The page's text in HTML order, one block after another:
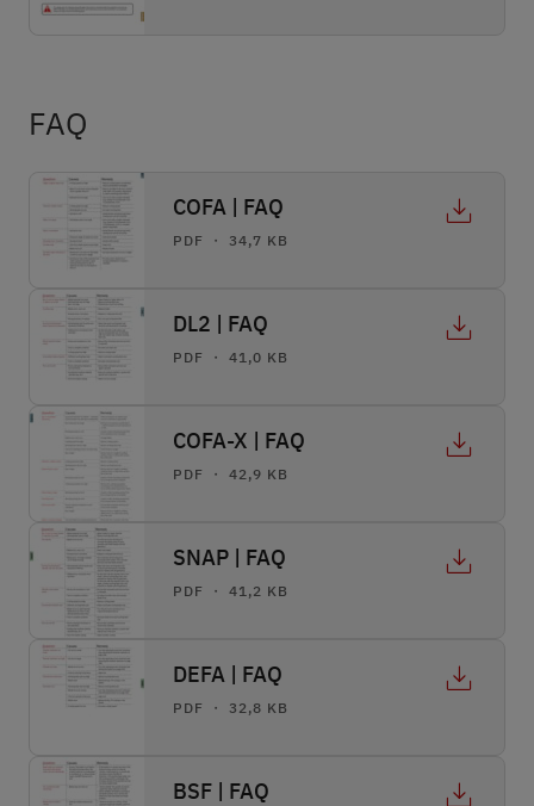
FAQ
COFA | FAQ
PDF ・ 34,7 KB
DL2 | FAQ
PDF ・ 41,0 KB
COFA-X | FAQ
PDF ・ 42,9 KB
SNAP | FAQ
PDF ・ 41,2 KB
DEFA | FAQ
PDF ・ 32,8 KB
BSF | FAQ